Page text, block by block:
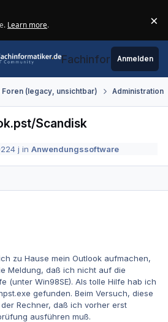
Learn more. ×
Fachinformatiker.de
Anmelden
Foren (legacy, unsichtbar) Administration
Scandisk
24 j inAnwendungssoftware
zu Hause mein Outlook aufmachen,
Meldung, daß ich nicht auf die
(unter Win98SE). Als tolle Hilfe hab ich
gefunden. Beim Versuch, diese
Rechner, daß ich vorher erst
ausführen muß.